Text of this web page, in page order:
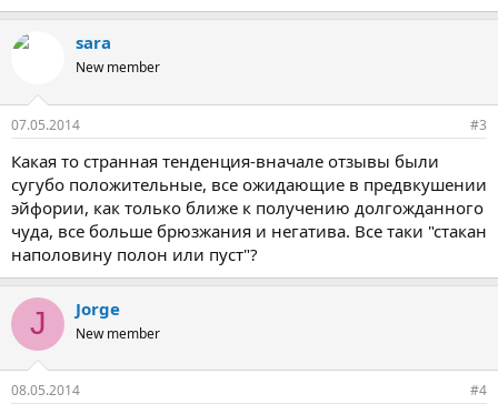
sara
New member
07.05.2014 #3
Какая то странная тенденция-вначале отзывы были
сугубо положительные, все ожидающие в предвкушении
эйфории, как только ближе к получению долгожданного
чуда, все больше брюзжания и негатива. Все таки "стакан
наполовину полон или пуст"?
J Jorge
New member
08.05.2014 #4